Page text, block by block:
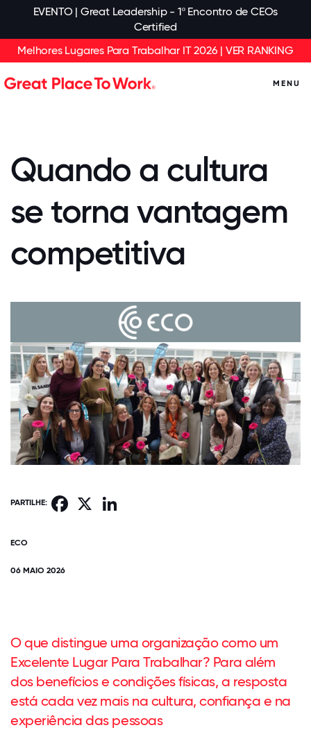
EVENTO | Great Leadership - 1º Encontro de CEOs
Certified
Melhores Lugares Para Trabalhar IT 2026 | VER RANKING
MENU
Quando a cultura
se torna vantagem
competitiva
PARTILHE: Facebook
ECO
06 MAIO 2026
O que distingue uma organização como um
Excelente Lugar Para Trabalhar? Para além
dos benefícios e condições físicas, a resposta
está cada vez mais na cultura, confiança e na
experiência das pessoas